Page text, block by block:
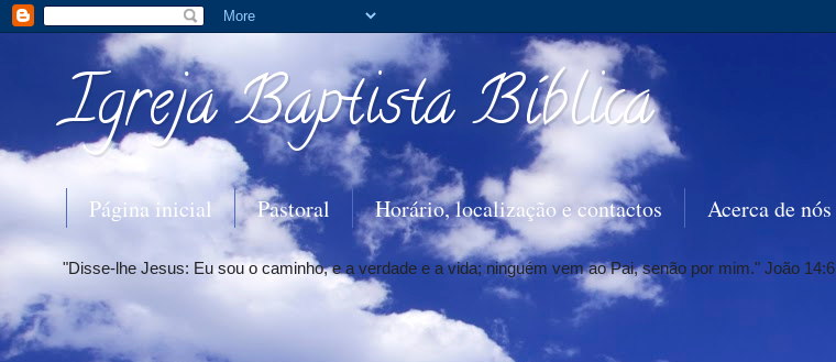
Igreja Baptista Bíblica
Página inicial Pastoral Horário, localização e contactos Acerca de nós
"Disse-lhe Jesus: Eu sou o caminho, e a verdade e a vida; ninguém vem ao Pai, senão por mim." João 14:6